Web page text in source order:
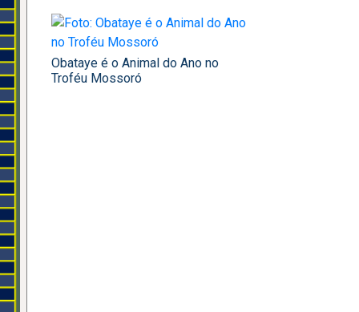
Obataye é o Animal do Ano no
Troféu Mossoró